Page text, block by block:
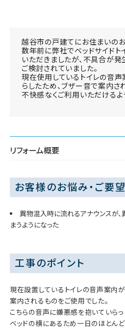
越谷市の戸建てにお住まいのお
数年前に弊社でベッドサイド
いただきましたが、不具合が
ご検討されていました。
現在使用しているトイレの音
らしたため、ブザー音で案内さ
不快感なくご利用いただけるよ
リフォーム概要
お客様のお悩み・ご要望
異物混入時に流れるアナウンスが、
まうようになった
工事のポイント
現在設置しているトイレの音声案内
案内されるものをご使用でした。
こちらの音声に嫌悪感を抱いていらっ
ベッドの横にあるため一日のほとん